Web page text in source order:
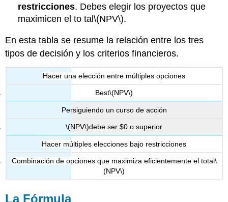
restricciones. Debes elegir los proyectos que
maximicen el to tal\(NPV\).
En esta tabla se resume la relación entre los tres
tipos de decisión y los criterios financieros.
Hacer una elección entre múltiples opciones
Best\(NPV\)
Persiguiendo un curso de acción
\(NPV\)debe ser $0 o superior
Hacer múltiples elecciones bajo restricciones
Combinación de opciones que maximiza eficientemente el total\
(NPV\)
La Fórmula